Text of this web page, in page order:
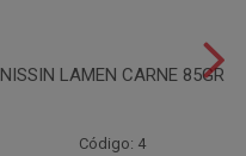
NISSIN LAMEN CARNE 85GR
Código: 4